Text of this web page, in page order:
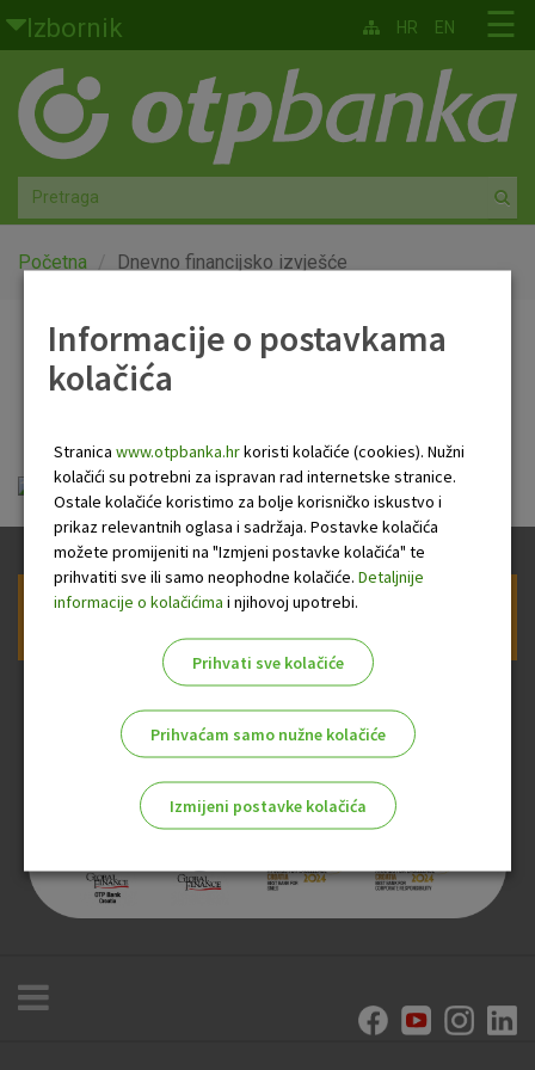
Skoči na glavni sadržaj
Izbornik
Građani
Privatno bankarstvo
Agro
Mala poduzeća i obrtnici
Globalna tržišta
O nama
☰
HR EN
Početna Dnevno financijsko izvješće
Dnevno financijsko
OTP Dnevno financijsko izvješće.pdf
Prijava na newsletter OTP banke
Informacije o postavkama
kolačića
Stranica www.otpbanka.hrkoristi kolačiće (cookies). Nužni
kolačići su potrebni za ispravan rad internetske stranice.
Ostale kolačiće koristimo za bolje korisničko iskustvo i
prikaz relevantnih oglasa i sadržaja. Postavke kolačića
možete promijeniti na "Izmjeni postavke kolačića" te
prihvatiti sve ili samo neophodne kolačiće. Detaljnije
informacije o kolačićima i njihovoj upotrebi.
Prihvati sve kolačiće
Prihvaćam samo nužne kolačiće
Izmijeni postavke kolačića